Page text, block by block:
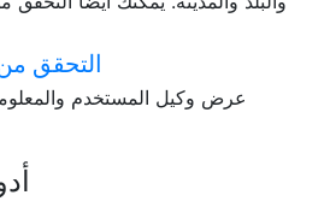
التحقق
عرض وكيل المستخدم